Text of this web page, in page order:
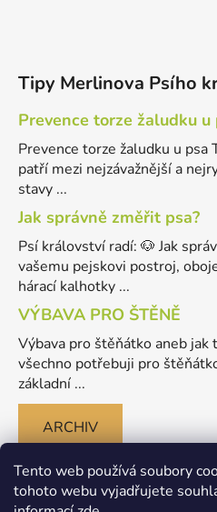
Tento web používá soubory
tohoto webu vyjadřujete
Tipy Merlinova Psího
Prevence torze žaludku u
Prevence torze žaludku u psa
patří mezi nejzávažnější a
stavy ...
Jak správně změřit psa?
Psí království radí: 🐶 Jak
vašemu pejskovi postroj,
hárací kalhotky ...
VÝBAVA PRO ŠTĚNĚ
Výbava pro štěňátko aneb
všechno potřebuji pro
základní ...
ARCHIV